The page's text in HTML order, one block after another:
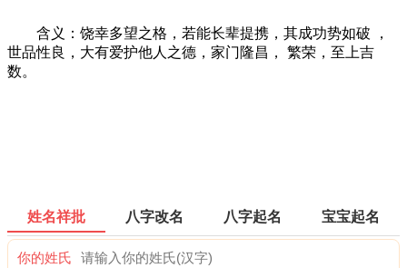
含义：饶幸多望之格，若能长辈提携，其成功势如破 ，
世品性良，大有爱护他人之德，家门隆昌， 繁荣，至上吉
数。
姓名祥批 八字改名 八字起名 宝宝起名
你的姓氏